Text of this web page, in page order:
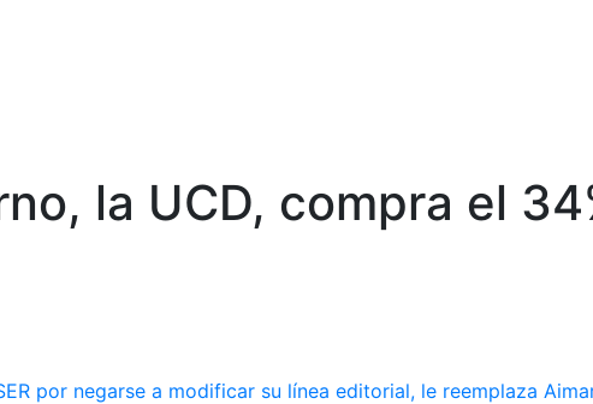
la UCD, compra el
por negarse a modificar su línea editorial, le reemplaza